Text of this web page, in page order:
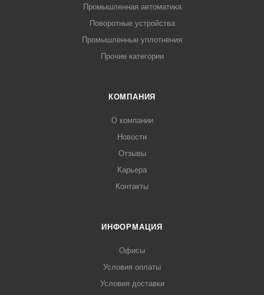
Промышленная автоматика
Поворотные устройства
Промышленные уплотнения
Прочие категории
КОМПАНИЯ
О компании
Новости
Отзывы
Карьера
Контакты
ИНФОРМАЦИЯ
Офисы
Условия оплаты
Условия доставки